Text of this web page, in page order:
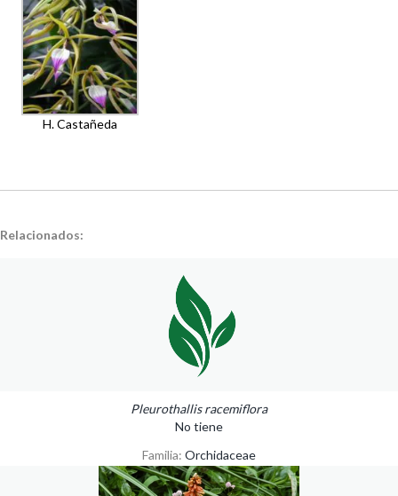
H. Castañeda
Relacionados:
Pleurothallis racemiflora
No tiene
Familia: Orchidaceae